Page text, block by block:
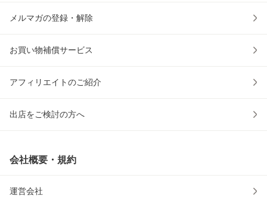
メルマガの登録・解除
お買い物補償サービス
アフィリエイトのご紹介
出店をご検討の方へ
会社概要・規約
運営会社